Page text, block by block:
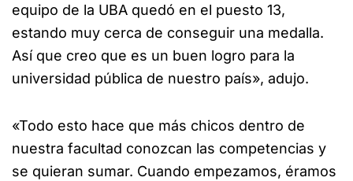
equipo de la UBA quedó en el puesto 13,
estando muy cerca de conseguir una medalla.
Así que creo que es un buen logro para la
universidad pública de nuestro país», adujo.
«Todo esto hace que más chicos dentro de
nuestra facultad conozcan las competencias y
se quieran sumar. Cuando empezamos, éramos